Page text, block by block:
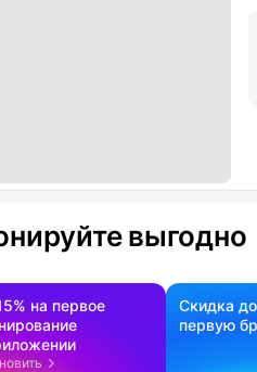
выгодно
на первое
Скидка
первую